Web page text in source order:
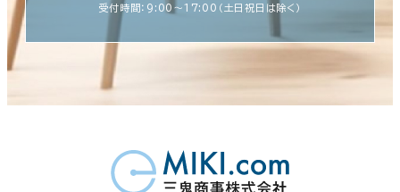
受付時間：9:00〜17:00（土日祝日は除く）